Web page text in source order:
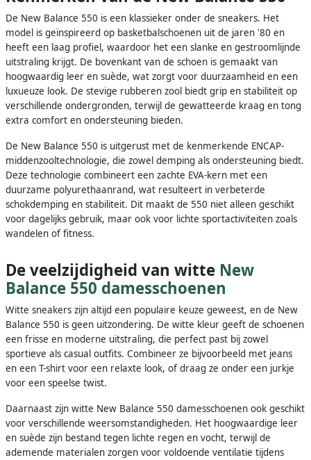
De New Balance 550 is een klassieker onder de sneakers. Het
model is geïnspireerd op basketbalschoenen uit de jaren '80 en
heeft een laag profiel, waardoor het een slanke en gestroomlijnde
uitstraling krijgt. De bovenkant van de schoen is gemaakt van
hoogwaardig leer en suède, wat zorgt voor duurzaamheid en een
luxueuze look. De stevige rubberen zool biedt grip en stabiliteit op
verschillende ondergronden, terwijl de gewatteerde kraag en tong
extra comfort en ondersteuning bieden.
De New Balance 550 is uitgerust met de kenmerkende ENCAP-
middenzooltechnologie, die zowel demping als ondersteuning biedt.
Deze technologie combineert een zachte EVA-kern met een
duurzame polyurethaanrand, wat resulteert in verbeterde
schokdemping en stabiliteit. Dit maakt de 550 niet alleen geschikt
voor dagelijks gebruik, maar ook voor lichte sportactiviteiten zoals
wandelen of fitness.
De veelzijdigheid van witte New
Balance 550 damesschoenen
Witte sneakers zijn altijd een populaire keuze geweest, en de New
Balance 550 is geen uitzondering. De witte kleur geeft de schoenen
een frisse en moderne uitstraling, die perfect past bij zowel
sportieve als casual outfits. Combineer ze bijvoorbeeld met jeans
en een T-shirt voor een relaxte look, of draag ze onder een jurkje
voor een speelse twist.
Daarnaast zijn witte New Balance 550 damesschoenen ook geschikt
voor verschillende weersomstandigheden. Het hoogwaardige leer
en suède zijn bestand tegen lichte regen en vocht, terwijl de
ademende materialen zorgen voor voldoende ventilatie tijdens